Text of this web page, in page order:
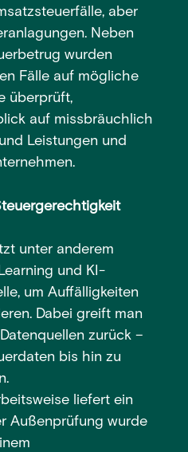
aber
Neben
wurden
Fälle auf mögliche
überprüft,
auf missbräuchlich
Leistungen und
unter anderem
und KI-
um Auffälligkeiten
Dabei greift man
zurück –
bis hin zu
liefert ein
Außenprüfung wurde